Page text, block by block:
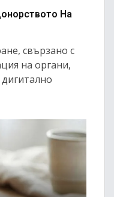
На
свързано с
на органи,